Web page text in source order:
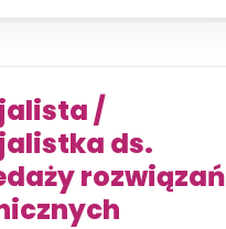
/
ds.
rozwiązań